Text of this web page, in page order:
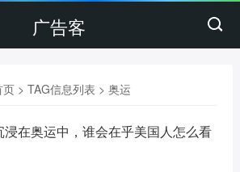
广告客
页> TAG信息列表 > 奥运
在奥运中，谁会在乎美国人怎么看